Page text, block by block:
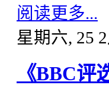
阅读更多...
星期六, 25
《BBC评